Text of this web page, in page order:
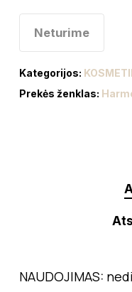
Neturime
Kategorijos:
Prekės ženklas:
NAUDOJIMAS: